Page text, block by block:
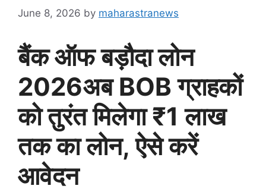
June 8, 2026 by maharastranews
बैंक ऑफ बड़ौदा लोन
2026अब BOB ग्राहकों
को तुरंत मिलेगा ₹1 लाख
तक का लोन, ऐसे करें
आवेदन